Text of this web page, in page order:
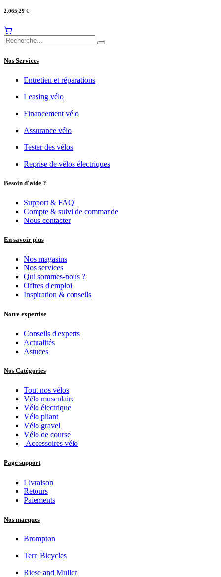
2.065,29 €
Nos Services
Entretien et réparations
Leasing vélo
Financement vélo
Assurance vélo
Tester des vélos
Reprise de vélos électriques
Besoin d'aide ?
Support & FAQ
Compte & suivi de commande
Nous contacter
En savoir plus
Nos magasins
Nos services
Qui sommes-nous ?
Offres d'emploi
Inspiration & conseils
Notre expertise
Conseils d'experts
Actualités
Astuces
Nos Catégories
Tout nos vélos
Vélo musculaire
Vélo électrique
Vélo pliant
Vélo gravel
Vélo de course
Accessoires vélo
Page support
Livraison
Retours
Paiements
Nos marques
Brompton
Tern Bicycles
Riese and Muller